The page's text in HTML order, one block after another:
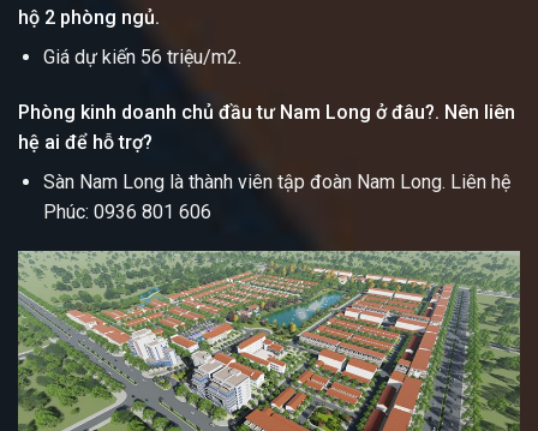
hộ 2 phòng ngủ.
Giá dự kiến 56 triệu/m2.
Phòng kinh doanh chủ đầu tư Nam Long ở đâu?. Nên liên
hệ ai để hỗ trợ?
Sàn Nam Long là thành viên tập đoàn Nam Long. Liên hệ
Phúc: 0936 801 606